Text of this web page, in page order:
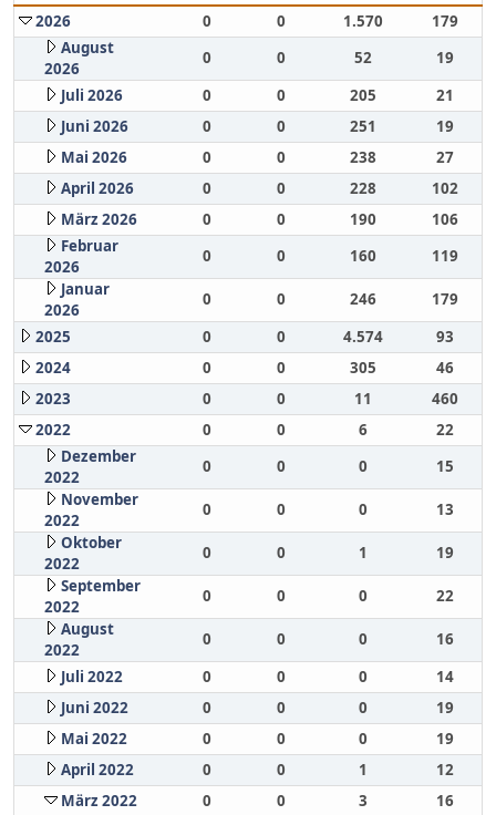
2026
0 0 1.570
179
August
2026
0 0 52
19
Juli 2026
0 0 205
21
Juni 2026
0 0 251
19
Mai 2026
0 0 238
27
April 2026
0 0 228
102
März 2026
0 0 190
106
Februar
2026
0 0 160
119
Januar
2026
0 0 246
179
2025
0 0 4.574
93
2024
0 0 305
46
2023
0 0 11
460
2022
0 0 6
22
Dezember
2022
0 0 0
15
November
2022
0 0 0
13
Oktober
2022
0 0 1
19
September
2022
0 0 0
22
August
2022
0 0 0
16
Juli 2022
0 0 0
14
Juni 2022
0 0 0
19
Mai 2022
0 0 0
19
April 2022
0 0 1
12
März 2022
0 0 3
16